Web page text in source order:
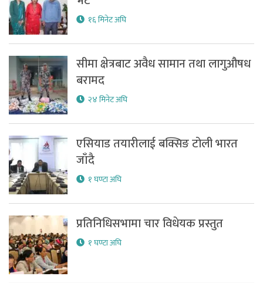
१६ मिनेट अघि
सीमा क्षेत्रबाट अवैध सामान तथा लागुऔषध
बरामद
२४ मिनेट अघि
एसियाड तयारीलाई बक्सिङ टोली भारत
जाँदै
१ घण्टा अघि
प्रतिनिधिसभामा चार विधेयक प्रस्तुत
१ घण्टा अघि